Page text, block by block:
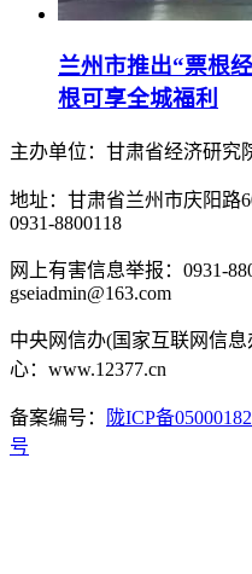
兰州市推出“票根
根可享全城福利
主办单位：甘肃省经济研究
地址：甘肃省兰州市庆阳路
0931-8800118
网上有害信息举报：0931-
gseiadmin@163.com
中央网信办(国家互联网信
心：www.12377.cn
备案编号： 陇ICP备
号